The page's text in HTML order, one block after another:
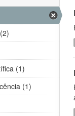
(1)
(1)